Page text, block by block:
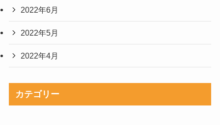
2022年6月
2022年5月
2022年4月
カテゴリー